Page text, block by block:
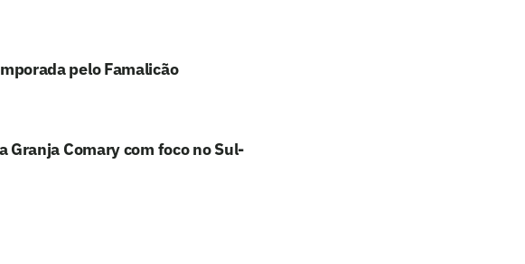
pelo Famalicão
Granja Comary com foco no Sul-